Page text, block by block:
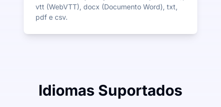
vtt (WebVTT), docx (Documento Word), txt,
pdf e csv.
Idiomas Suportados